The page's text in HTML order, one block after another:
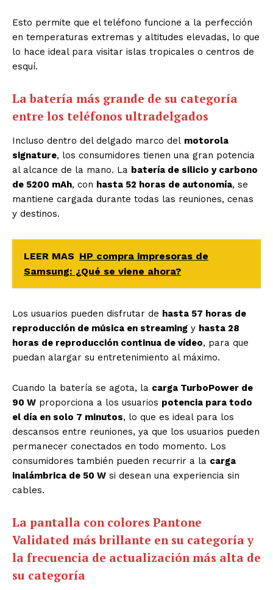
Esto permite que el teléfono funcione a la perfección
en temperaturas extremas y altitudes elevadas, lo que
lo hace ideal para visitar islas tropicales o centros de
esquí.
La batería más grande de su categoría
entre los teléfonos ultradelgados
Incluso dentro del delgado marco del motorola
signature, los consumidores tienen una gran potencia
al alcance de la mano. La batería de silicio y carbono
de 5200 mAh, con hasta 52 horas de autonomía, se
mantiene cargada durante todas las reuniones, cenas
y destinos.
LEER MAS HP compra impresoras de
Samsung: ¿Qué se viene ahora?
Los usuarios pueden disfrutar de hasta 57 horas de
reproducción de música en streaming y hasta 28
horas de reproducción continua de vídeo, para que
puedan alargar su entretenimiento al máximo.
Cuando la batería se agota, la carga TurboPower de
90 W proporciona a los usuarios potencia para todo
el día en solo 7 minutos, lo que es ideal para los
descansos entre reuniones, ya que los usuarios pueden
permanecer conectados en todo momento. Los
consumidores también pueden recurrir a la carga
inalámbrica de 50 W si desean una experiencia sin
cables.
La pantalla con colores Pantone
Validated más brillante en su categoría y
la frecuencia de actualización más alta de
su categoría